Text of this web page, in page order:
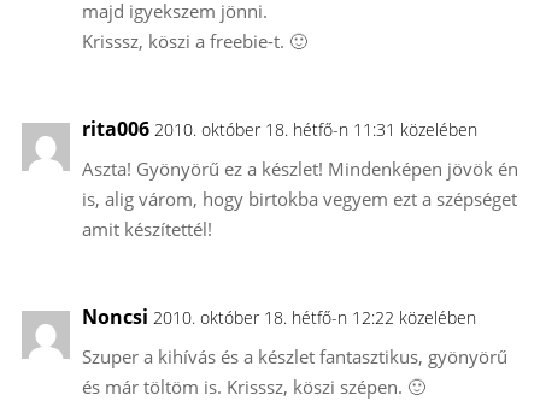
majd igyekszem jönni.
Krisssz, köszi a freebie-t. 🙂
rita006 2010. október 18. hétfő-n 11:31 közelében
Aszta! Gyönyörű ez a készlet! Mindenképen jövök én
is, alig várom, hogy birtokba vegyem ezt a szépséget
amit készítettél!
Noncsi 2010. október 18. hétfő-n 12:22 közelében
Szuper a kihívás és a készlet fantasztikus, gyönyörű
és már töltöm is. Krisssz, köszi szépen. 🙂